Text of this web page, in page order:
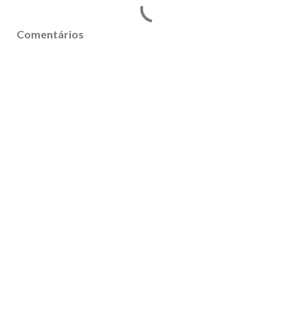
Comentários